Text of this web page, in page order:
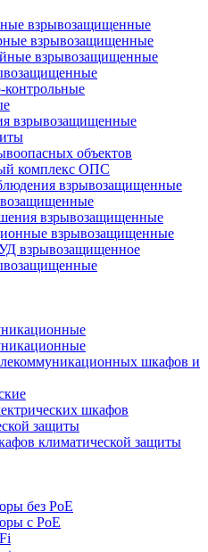
взрывозащищенные
взрывозащищенные
взрывозащищенные
взрывозащищенные
объектов
комплекс ОПС
взрывозащищенные
взрывозащищенные
взрывозащищенные
взрывозащищенное
шкафов и
шкафов
защиты
климатической защиты
без PoE
с PoE